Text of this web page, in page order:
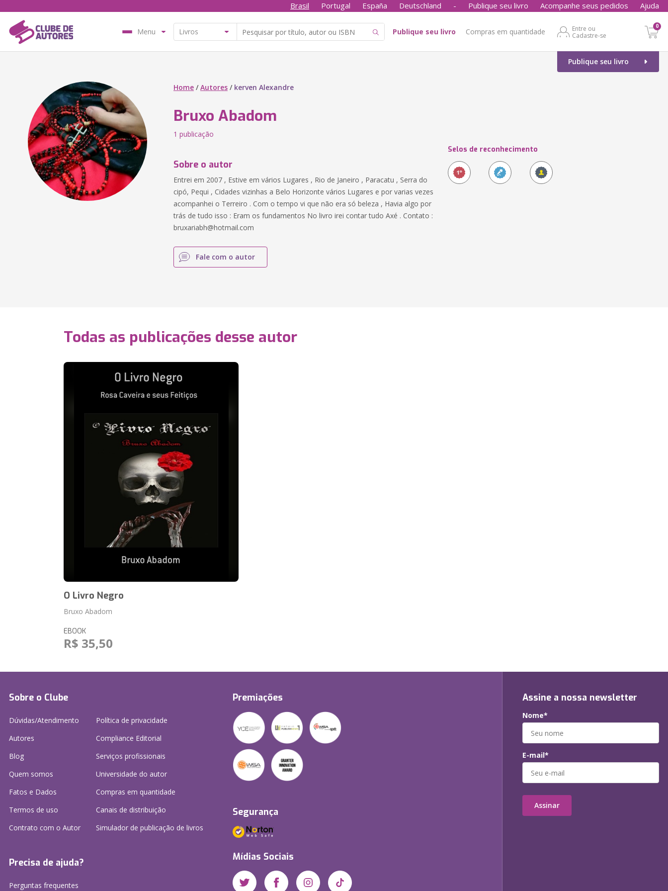
Brasil Portugal España Deutschland - Publique seu livro Acompanhe seus pedidos Ajuda
Menu Publique seu livro Compras em quantidade
Entre ou
Cadastre-se
0
Publique seu livro
Home /Autores / kerven Alexandre
Bruxo Abadom
1 publicação
Sobre o autor
Entrei em 2007 , Estive em vários Lugares , Rio de Janeiro , Paracatu , Serra do
cipó, Pequi , Cidades vizinhas a Belo Horizonte vários Lugares e por varias vezes
acompanhei o Terreiro . Com o tempo vi que não era só beleza , Havia algo por
trás de tudo isso : Eram os fundamentos No livro irei contar tudo Axé . Contato :
bruxariabh@hotmail.com
Fale com o autor
Selos de reconhecimento
Todas as publicações desse autor
O Livro Negro
Bruxo Abadom
EBOOK
R$ 35,50
Sobre o Clube
Dúvidas/Atendimento
Autores
Blog
Quem somos
Fatos e Dados
Termos de uso
Contrato com o Autor
Política de privacidade
Compliance Editorial
Serviços profissionais
Universidade do autor
Compras em quantidade
Canais de distribuição
Simulador de publicação de livros
Precisa de ajuda?
Perguntas frequentes
Premiações
Segurança
Mídias Sociais
Assine a nossa newsletter
Nome*
E-mail*
Assinar